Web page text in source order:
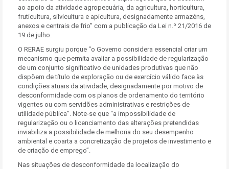
ao apoio da atividade agropecuária, da agricultura, horticultura,
fruticultura, silvicultura e apicultura, designadamente armazéns,
anexos e centrais de frio” com a publicação da Lei n.º 21/2016 de
19 de julho.
O RERAE surgiu porque “o Governo considera essencial criar um
mecanismo que permita avaliar a possibilidade de regularização
de um conjunto significativo de unidades produtivas que não
dispõem de título de exploração ou de exercício válido face às
condições atuais da atividade, designadamente por motivo de
desconformidade com os planos de ordenamento do território
vigentes ou com servidões administrativas e restrições de
utilidade pública”. Note-se que “a impossibilidade de
regularização ou o licenciamento das alterações pretendidas
inviabiliza a possibilidade de melhoria do seu desempenho
ambiental e coarta a concretização de projetos de investimento e
de criação de emprego”.
Nas situações de desconformidade da localização do